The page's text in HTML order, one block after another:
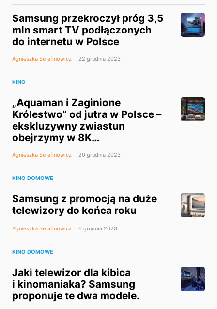
Samsung przekroczył próg 3,5
mln smart TV podłączonych
do internetu w Polsce
Agnieszka Serafinowicz 22 grudnia 2023
KINO
„Aquaman i Zaginione
Królestwo” od jutra w Polsce –
ekskluzywny zwiastun
obejrzymy w 8K
na telewizorach Samsung
Agnieszka Serafinowicz 20 grudnia 2023
KINO DOMOWE
Samsung z promocją na duże
telewizory do końca roku
Agnieszka Serafinowicz 6 grudnia 2023
KINO DOMOWE
Jaki telewizor dla kibica
i kinomaniaka? Samsung
proponuje te dwa modele.